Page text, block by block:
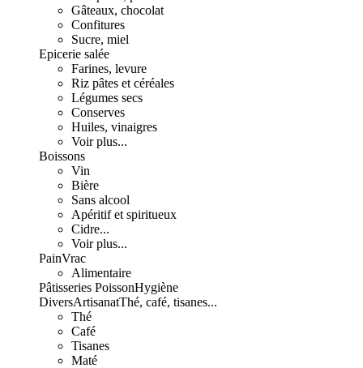
Gâteaux, chocolat
Confitures
Sucre, miel
Epicerie salée
Farines, levure
Riz pâtes et céréales
Légumes secs
Conserves
Huiles, vinaigres
Voir plus...
Boissons
Vin
Bière
Sans alcool
Apéritif et spiritueux
Cidre...
Voir plus...
PainVrac
Alimentaire
Pâtisseries PoissonHygiène
DiversArtisanatThé, café, tisanes...
Thé
Café
Tisanes
Maté